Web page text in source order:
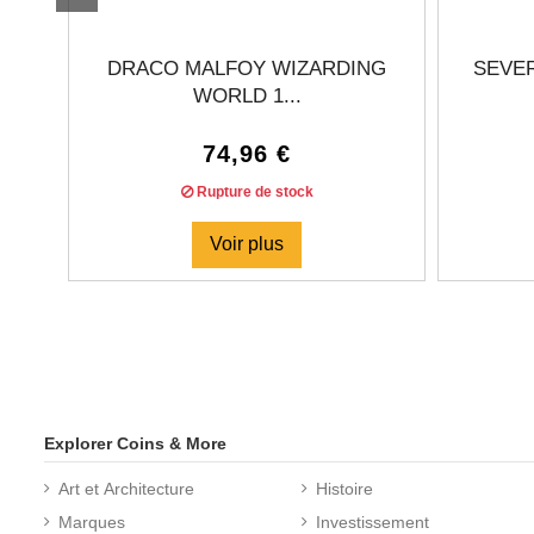
DRACO MALFOY WIZARDING
WORLD 1...
74,96 €
Rupture de stock
Voir plus
Explorer Coins & More
Art et Architecture
Marques
Histoire
Investissement